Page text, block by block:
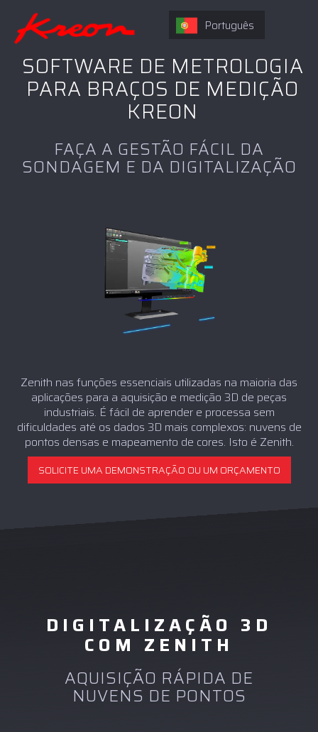
SOFTWARE DE METROLOGIA
PARA BRAÇOS DE MEDIÇÃO
KREON
FAÇA A GESTÃO FÁCIL DA
SONDAGEM E DA DIGITALIZAÇÃO
Zenith nas funções essenciais utilizadas na maioria das
aplicações para a aquisição e medição 3D de peças
industriais. É fácil de aprender e processa sem
dificuldades até os dados 3D mais complexos: nuvens de
pontos densas e mapeamento de cores. Isto é Zenith.
SOLICITE UMA DEMONSTRAÇÃO OU UM ORÇAMENTO
DIGITALIZAÇÃO 3D
COM ZENITH
AQUISIÇÃO RÁPIDA DE
NUVENS DE PONTOS
Português